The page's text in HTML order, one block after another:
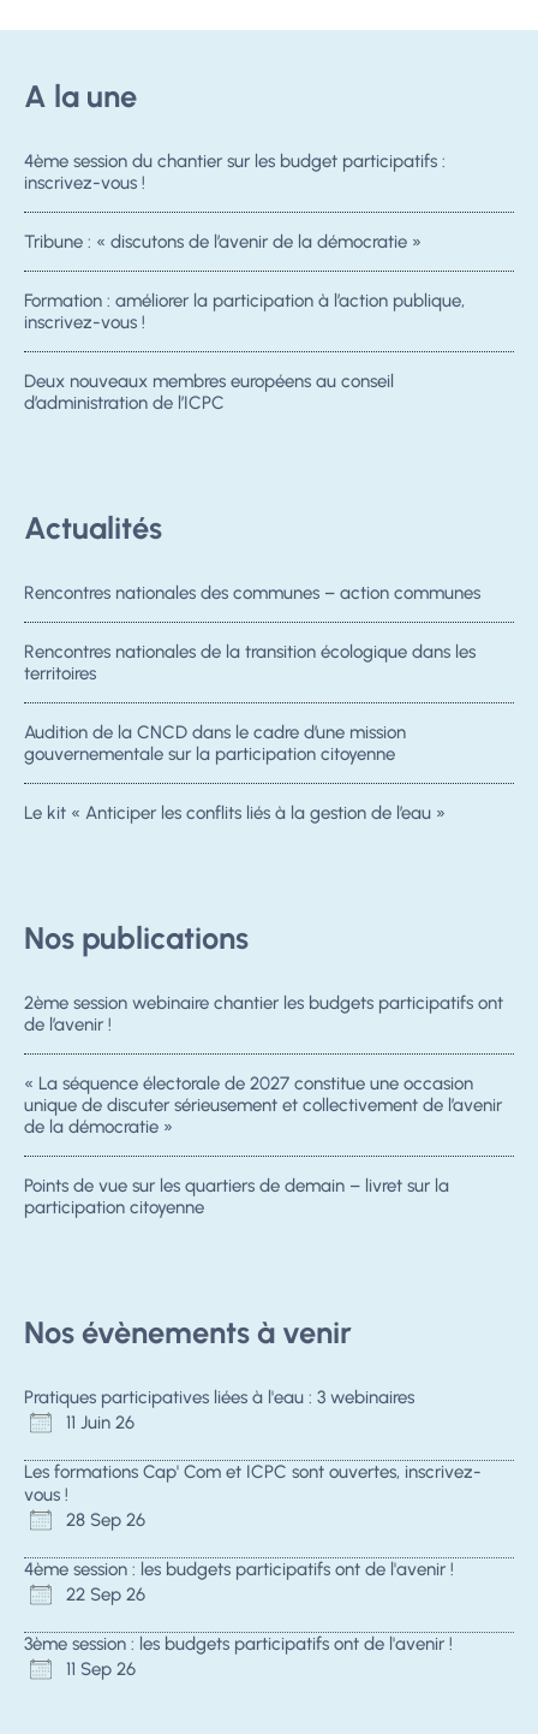
A la une
4ème session du chantier sur les budget participatifs :
inscrivez-vous !
Tribune : « discutons de l’avenir de la démocratie »
Formation : améliorer la participation à l’action publique,
inscrivez-vous !
Deux nouveaux membres européens au conseil
d’administration de l’ICPC
Actualités
Rencontres nationales des communes – action communes
Rencontres nationales de la transition écologique dans les
territoires
Audition de la CNCD dans le cadre d’une mission
gouvernementale sur la participation citoyenne
Le kit « Anticiper les conflits liés à la gestion de l’eau »
Nos publications
2ème session webinaire chantier les budgets participatifs ont
de l’avenir !
« La séquence électorale de 2027 constitue une occasion
unique de discuter sérieusement et collectivement de l’avenir
de la démocratie »
Points de vue sur les quartiers de demain – livret sur la
participation citoyenne
Nos évènements à venir
Pratiques participatives liées à l'eau : 3 webinaires
11 Juin 26
Les formations Cap' Com et ICPC sont ouvertes, inscrivez-
vous !
28 Sep 26
4ème session : les budgets participatifs ont de l'avenir !
22 Sep 26
3ème session : les budgets participatifs ont de l'avenir !
11 Sep 26